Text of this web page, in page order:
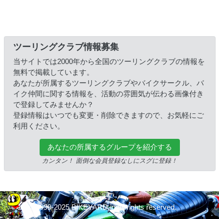
ツーリングクラブ情報募集
当サイトでは2000年から全国のツーリングクラブの情報を
無料で掲載しています。
あなたが所属するツーリングクラブやバイクサークル、バ
イク仲間に関する情報を、活動の雰囲気が伝わる画像付き
で登録してみませんか？
登録情報はいつでも変更・削除できますので、お気軽にご
利用ください。
あなたの所属するグループを紹介する
カンタン！ 面倒な会員登録なしにスグに登録！
© 1999-2025 BIKEYARD.jp All rights reserved.